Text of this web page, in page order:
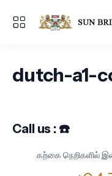
dutch-a1-
Call us : ☎️
கற்கை நெறிகளில்